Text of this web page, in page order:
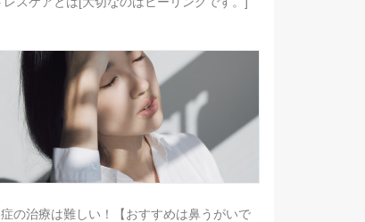
の治療は難しい！【おすすめは鼻うがいで